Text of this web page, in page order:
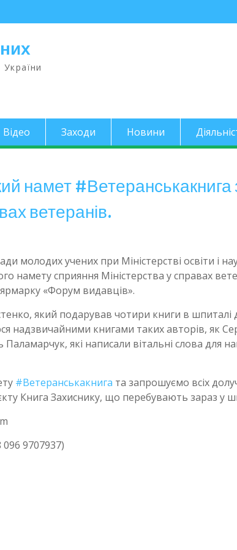
України
Відео Заходи Новини
намет #Ветеранськакнига
ветеранів.
молодих учених при Міністерстві освіти і
намету сприяння Міністерства у справах
«Форум видавців».
який подарував чотири книги в
надзвичайними книгами таких авторів, як
які написали вітальні слова для
#Ветеранськакнига та запрошуємо всіх
Книга Захиснику, що перебувають зараз у
9707937)